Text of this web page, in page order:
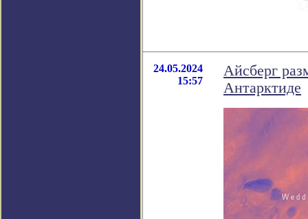
24.05.2024
15:57
Айсберг
Антарктиде